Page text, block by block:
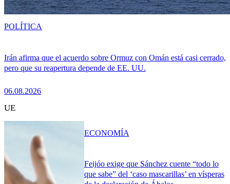
Irán afirma que el acuerdo sobre Ormuz con Omán está casi cerrado,
pero que su reapertura depende de EE. UU.
06.08.2026
POLÍTICA
UE
Feijóo exige que Sánchez cuente “todo lo
que sabe” del ‘caso mascarillas’ en vísperas
ECONOMÍA